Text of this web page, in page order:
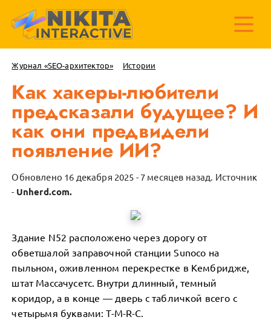
Журнал «SEO-архитектор» Истории
Как хакеры-любители
предсказали будущее? И
как они предвидели
появление ИИ?
Обновлено 16 декабря 2025 - 7 месяцев назад. Источник
- Unherd.com.
Здание N52 расположено через дорогу от
обветшалой заправочной станции Sunoco на
пыльном, оживленном перекрестке в Кембридже,
штат Массачусетс. Внутри длинный, темный
коридор, а в конце — дверь с табличкой всего с
четырьмя буквами: T-M-R-C.